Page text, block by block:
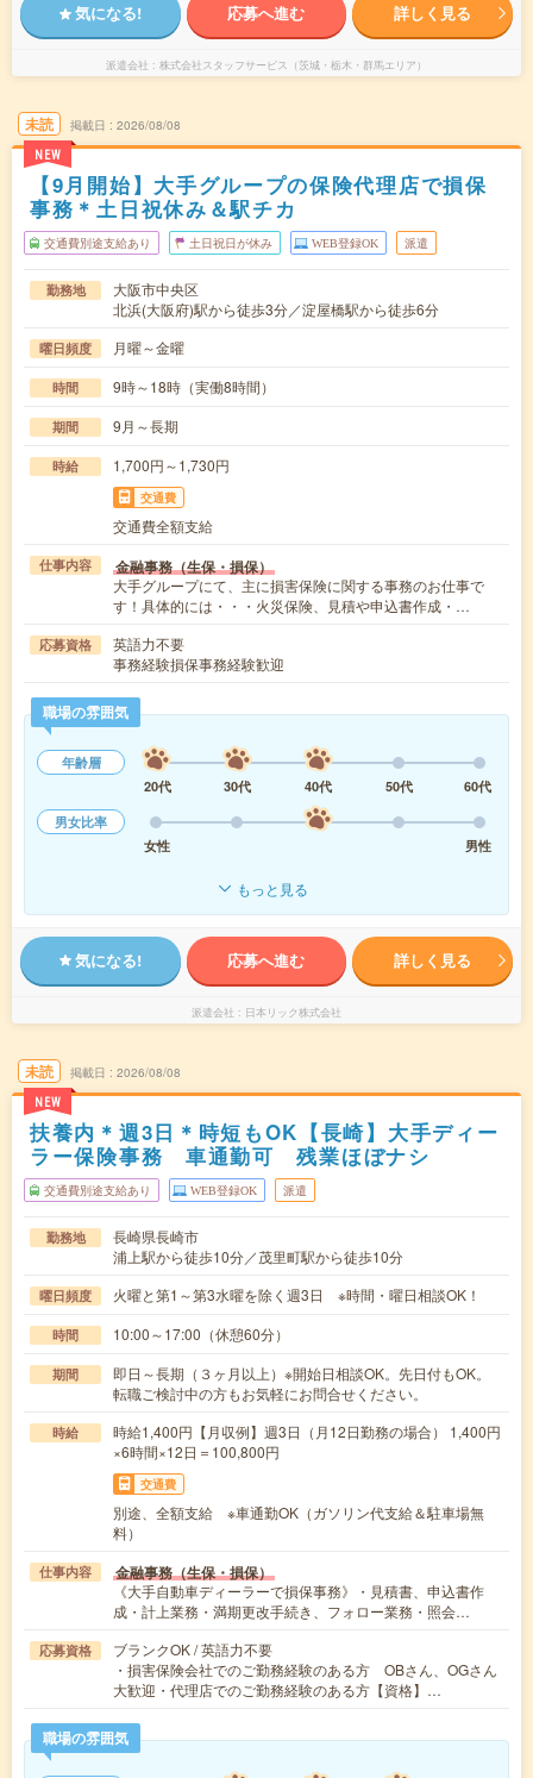
気になる! 応募へ進む 詳しく見る
派遣会社 株式会社スタッフサービス（茨城・栃木・群馬エリア）
未読
NEW
掲載日 2026/08/08
【9月開始】大手グループの保険代理店で損保
事務＊土日祝休み＆駅チカ
交通費別途支給あり 土日祝日が休み WEB登録OK 派遣
勤務地
大阪市中央区
北浜(大阪府)駅から徒歩3分／淀屋橋駅から徒歩6分
曜日頻度 月曜～金曜
時間 9時～18時（実働8時間）
期間 9月～長期
時給 1,700円～1,730円
交通費
交通費全額支給
仕事内容 金融事務（生保・損保）
大手グループにて、主に損害保険に関する事務のお仕事で
す！具体的には・・・火災保険、見積や申込書作成・…
応募資格
英語力不要
事務経験損保事務経験歓迎
職場の雰囲気
年齢層
20代
30代 40代 50代
60代
男女比率
女性
男性
もっと見る
気になる! 応募へ進む 詳しく見る
派遣会社 日本リック株式会社
未読
NEW
掲載日 2026/08/08
扶養内＊週3日＊時短もOK【長崎】大手ディー
ラー保険事務 車通勤可 残業ほぼナシ
交通費別途支給あり WEB登録OK 派遣
勤務地
長崎県長崎市
浦上駅から徒歩10分／茂里町駅から徒歩10分
曜日頻度 火曜と第1～第3水曜を除く週3日 ※時間・曜日相談OK！
時間 10:00～17:00（休憩60分）
期間
即日～長期（３ヶ月以上）※開始日相談OK。先日付もOK。
転職ご検討中の方もお気軽にお問合せください。
時給
時給1,400円【月収例】週3日（月12日勤務の場合） 1,400円
×6時間×12日＝100,800円
交通費
別途、全額支給 ※車通勤OK（ガソリン代支給＆駐車場無
料）
仕事内容 金融事務（生保・損保）
《大手自動車ディーラーで損保事務》・見積書、申込書作
成・計上業務・満期更改手続き、フォロー業務・照会…
応募資格
ブランクOK / 英語力不要
・損害保険会社でのご勤務経験のある方 OBさん、OGさん
大歓迎・代理店でのご勤務経験のある方【資格】…
職場の雰囲気